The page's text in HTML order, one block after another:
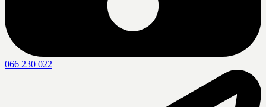
066 230 022